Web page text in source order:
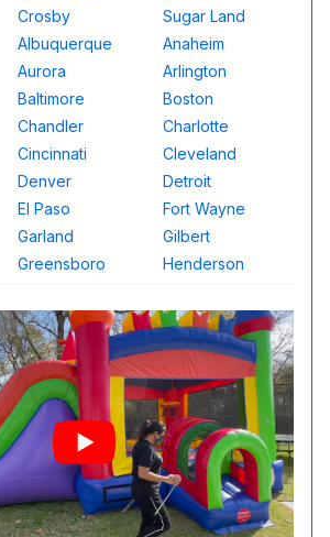
Crosby
Sugar Land
Albuquerque
Anaheim
Aurora
Arlington
Baltimore
Boston
Chandler
Charlotte
Cincinnati
Cleveland
Denver
Detroit
El Paso
Fort Wayne
Garland
Gilbert
Greensboro Henderson